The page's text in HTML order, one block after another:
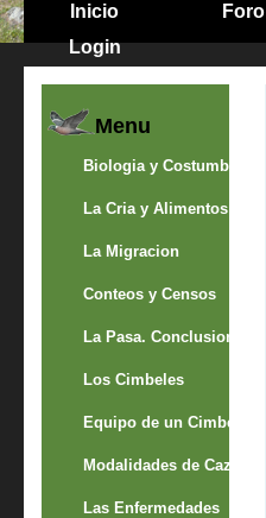
Inicio Foro
Login
Menu
Biologia y Costumbres
La Cria y Alimentos
La Migracion
Conteos y Censos
La Pasa. Conclusion
Los Cimbeles
Equipo de un Cimbelero
Modalidades de Caza
Las Enfermedades